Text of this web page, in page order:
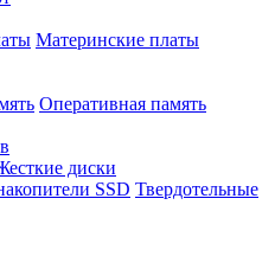
Материнские платы
Оперативная память
диски
Твердотельные